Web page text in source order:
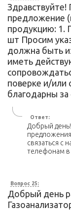
Здравствуйте!
предложение
продукцию: 1.
шт Просим
должна быть
иметь
поверке и/или
благодарны
Ответ:
Добрый
связаться с
телефонам в
Вопрос 25:
Добрый день